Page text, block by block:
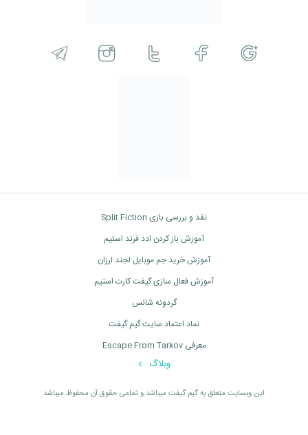
نقد و بررسی بازی Split Fiction
آموزش باز کردن ادد فرند استیم
آموزش خرید جم موبایل لجند ارزان
آموزش فعال سازی گیفت کارت استیم
گردونه شانس
نماد اعتماد سایت گیم گیفت
معرفی Escape From Tarkov
وبلاگ
اين وبسايت متعلق به گیم گیفت ميباشد و تمامی حقوق آن محفوظ ميباشد